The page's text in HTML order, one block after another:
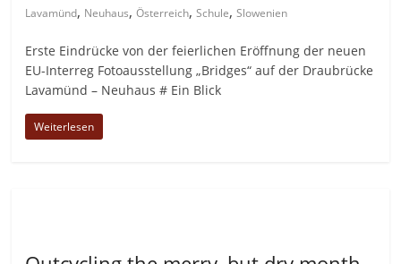
Lavamünd, Neuhaus,Österreich,Schule,Slowenien
Erste Eindrücke von der feierlichen Eröffnung der neuen
EU-Interreg Fotoausstellung „Bridges“ auf der Draubrücke
Lavamünd – Neuhaus # Ein Blick
Weiterlesen